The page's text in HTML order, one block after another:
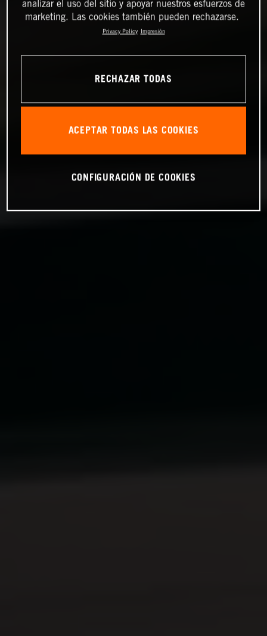
analizar el uso del sitio y apoyar nuestros esfuerzos de
marketing. Las cookies también pueden rechazarse.
Privacy Policy Impresión
RECHAZAR TODAS
ACEPTAR TODAS LAS COOKIES
CONFIGURACIÓN DE COOKIES